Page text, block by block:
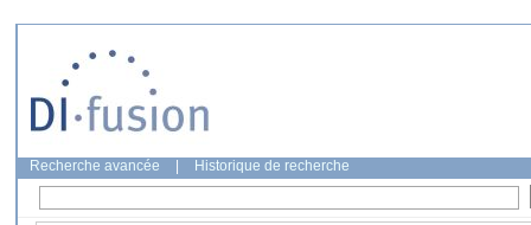
Recherche avancée Historique de recherche